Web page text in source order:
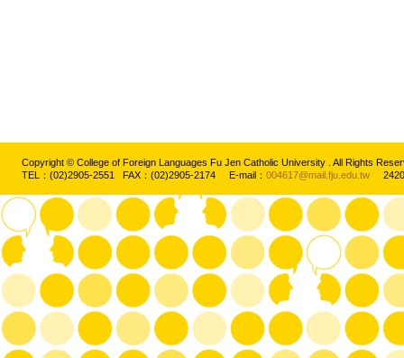
Copyright © College of Foreign Languages Fu Jen Catholic University . All Rights
TEL：(02)2905-2551 FAX：(02)2905-2174 E-mail： 004617@mail.fju.edu.tw